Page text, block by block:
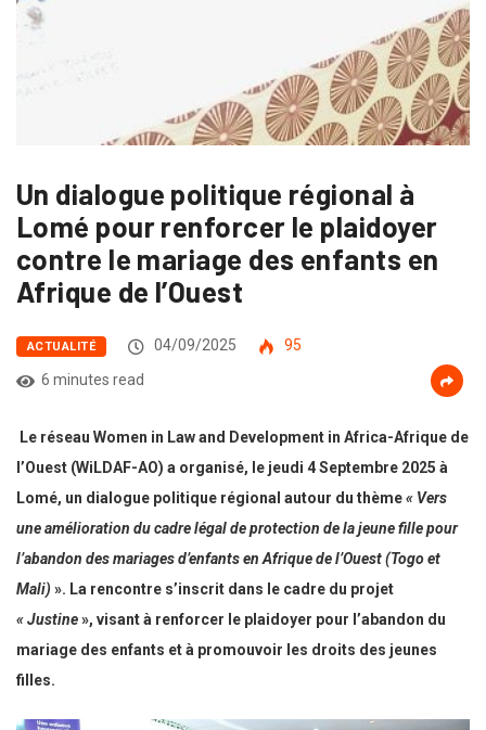
Un dialogue politique régional à
Lomé pour renforcer le plaidoyer
contre le mariage des enfants en
Afrique de l’Ouest
ACTUALITÉ 04/09/2025
95
6 minutes read
Le réseau Women in Law and Development in Africa-Afrique de
l’Ouest (WiLDAF-AO) a organisé, le jeudi 4 Septembre 2025 à
Lomé, un dialogue politique régional autour du thème« Vers
une amélioration du cadre légal de protection de la jeune fille pour
l’abandon des mariages d’enfants en Afrique de l’Ouest (Togo et
Mali) ». La rencontre s’inscrit dans le cadre du projet
« Justine», visant à renforcer le plaidoyer pour l’abandon du
mariage des enfants et à promouvoir les droits des jeunes
filles.